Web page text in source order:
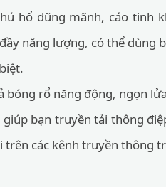
hổ dũng mãnh, cáo tinh
năng lượng, có thể dùng
bóng rổ năng động, ngọn
bạn truyền tải thông
trên các kênh truyền thông